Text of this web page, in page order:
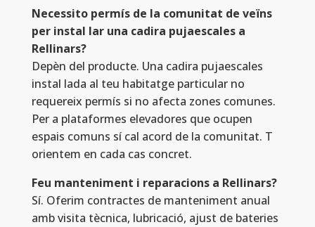
Necessito permís de la comunitat de veïns
per instal lar una cadira pujaescales a
Rellinars?
Depèn del producte. Una cadira pujaescales
instal lada al teu habitatge particular no
requereix permís si no afecta zones comunes.
Per a plataformes elevadores que ocupen
espais comuns sí cal acord de la comunitat. T
orientem en cada cas concret.
Feu manteniment i reparacions a Rellinars?
Sí. Oferim contractes de manteniment anual
amb visita tècnica, lubricació, ajust de bateries